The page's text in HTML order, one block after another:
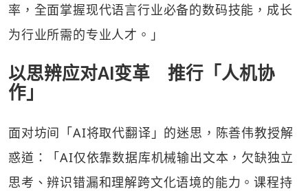
率，全面掌握现代语言行业必备的数码技能，成长
为行业所需的专业人才。」
以思辨应对AI变革 推行「人机协
作」
面对坊间「AI将取代翻译」的迷思，陈善伟教授解
惑道：「AI仅依靠数据库机械输出文本，欠缺独立
思考、辨识错漏和理解跨文化语境的能力。课程持